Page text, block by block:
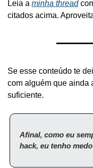
Leia a minha thread
citados acima.
Se esse conteúdo te
com alguém que ainda
suficiente.
Afinal, como eu
hack, eu tenho